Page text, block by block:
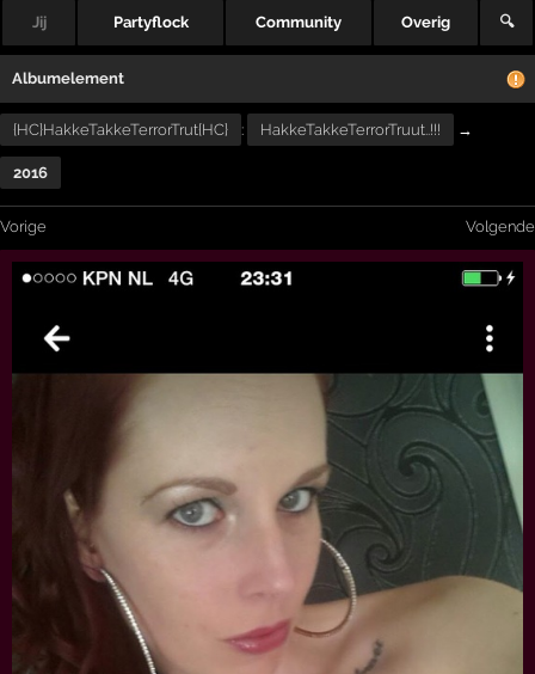
Jij Partyflock Community Overig 🔍
Albumelement
{HC}HakkeTakkeTerrorTrut{HC} : HakkeTakkeTerrorTruut..!!! →
2016
Vorige Volgende